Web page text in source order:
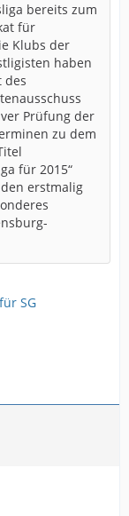
bereits zum
für
Klubs der
haben
des
Prüfung der
zu dem
für 2015“
erstmalig
SG